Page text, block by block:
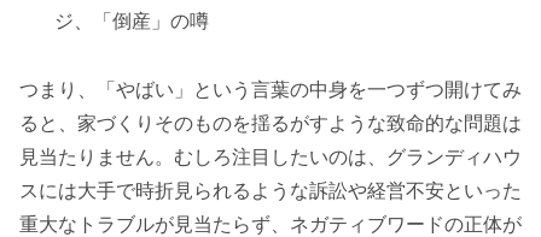
ジ、「倒産」の噂
つまり、「やばい」という言葉の中身を一つずつ開けてみ
ると、家づくりそのものを揺るがすような致命的な問題は
見当たりません。むしろ注目したいのは、グランディハウ
スには大手で時折見られるような訴訟や経営不安といった
重大なトラブルが見当たらず、ネガティブワードの正体が